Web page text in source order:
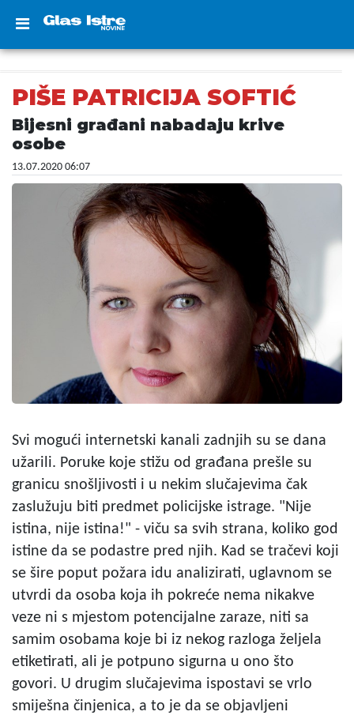
PIŠE PATRICIJA SOFTIĆ
Bijesni građani nabadaju krive
osobe
13.07.2020 06:07
Svi mogući internetski kanali zadnjih su se dana
užarili. Poruke koje stižu od građana prešle su
granicu snošljivosti i u nekim slučajevima čak
zaslužuju biti predmet policijske istrage. "Nije
istina, nije istina!" - viču sa svih strana, koliko god
istine da se podastre pred njih. Kad se tračevi koji
se šire poput požara idu analizirati, uglavnom se
utvrdi da osoba koja ih pokreće nema nikakve
veze ni s mjestom potencijalne zaraze, niti sa
samim osobama koje bi iz nekog razloga željela
etiketirati, ali je potpuno sigurna u ono što
govori. U drugim slučajevima ispostavi se vrlo
smiješna činjenica, a to je da se objavljeni